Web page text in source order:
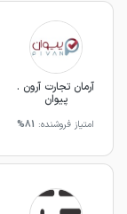
آرمان تجارت آرون .
پیوان
امتیاز فروشنده: 81%